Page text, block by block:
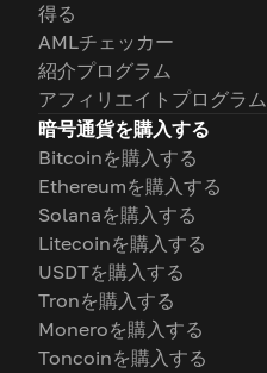
得る
AMLチェッカー
紹介プログラム
アフィリエイトプログラム
暗号通貨を購入する
Bitcoinを購入する
Ethereumを購入する
Solanaを購入する
Litecoinを購入する
USDTを購入する
Tronを購入する
Moneroを購入する
Toncoinを購入する